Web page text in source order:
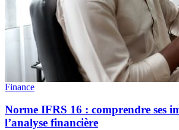
Finance
Norme IFRS 16 : comprendre ses
l’analyse financière